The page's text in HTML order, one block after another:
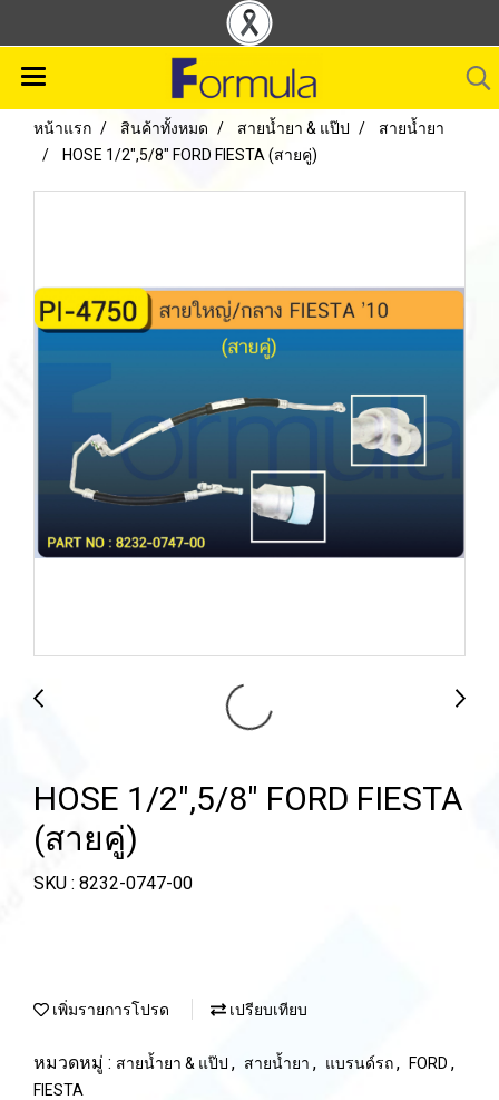
หน้าแรก สินค้าทั้งหมด สายน้ำยา & แป๊ป
สายน้ำยา
HOSE 1/2",5/8" FORD FIESTA (สายคู่)
HOSE 1/2",5/8" FORD FIESTA
(สายคู่)
SKU : 8232-0747-00
เพิ่มรายการโปรด เปรียบเทียบ
หมวดหมู่ : สายน้ำยา & แป๊ป , สายน้ำยา , แบรนด์รถ, FORD ,
FIESTA